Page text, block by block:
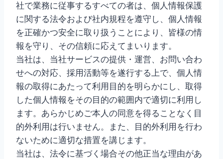
社で業務に従事するすべての者は、個人情報保護
に関する法令および社内規程を遵守し、個人情報
を正確かつ安全に取り扱うことにより、皆様の情
報を守り、その信頼に応えてまいります。
当社は、当社サービスの提供・運営、お問い合わ
せへの対応、採用活動等を遂行する上で、個人情
報の取得にあたって利用目的を明らかにし、取得
した個人情報をその目的の範囲内で適切に利用し
ます。あらかじめご本人の同意を得ることなく目
的外利用は行いません。また、目的外利用を行わ
ないために適切な措置を講じます。
当社は、法令に基づく場合その他正当な理由があ